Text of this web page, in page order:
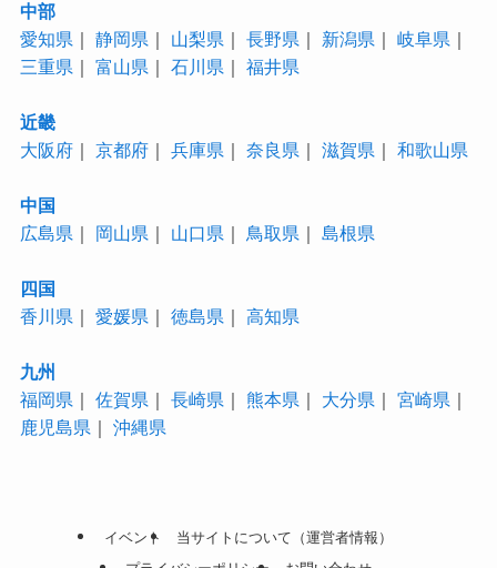
中部
愛知県
静岡県 山梨県 長野県 新潟県 岐阜県
三重県
富山県 石川県 福井県
近畿
大阪府｜ 京都府｜ 兵庫県 奈良県 滋賀県 和歌山県
中国
広島県
岡山県 山口県 鳥取県 島根県
四国
香川県
愛媛県 徳島県 高知県
九州
福岡県
佐賀県 長崎県 熊本県 大分県 宮崎県
鹿児島県
沖縄県
イベント
当サイトについて（運営者情報）